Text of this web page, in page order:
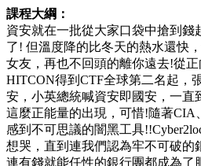
課程大綱：
資安就在一批從大家口袋中搶到錢
了! 但溫度降的比冬天的熱水還快
女友，再也不回頭的離你遠去!從
HITCON得到CTF全球第二名起，
安，小英總統喊資安即國安，一直
這麼正能量的出現，可惜!隨著CIA
感到不可思議的闇黑工具
想哭，直到連我們認為牢不可破的
連有錢就能任性的銀行團都成為了